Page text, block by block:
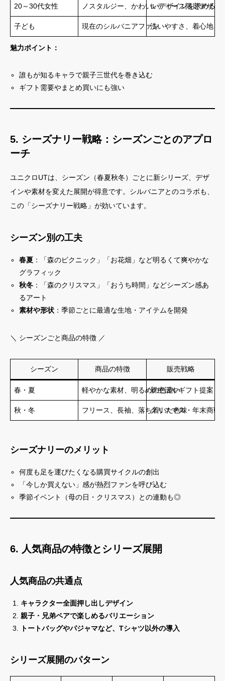
20～30代女性 ノスタルジー、かわいいデザインを求める傾
レディース限定デザイ
子ども 現在のシルバニアファン洗いやすさ、着心地を
魅力ポイント：
誰もが知るキャラで親子三世代を巻き込む
ギフト需要やまとめ買いにも強い
5. シーズナリー戦略：シーズンごとのアプロ
ーチ
ユニクロUTは、シーズン（春夏秋冬）ごとに新シリーズ、デザ
インや素材を変えた展開が得意です。シルバニアとのコラボも、
この「シーズナリー戦略」が効いています。
シーズン別の工夫
春夏 ：「森のピクニック」「お花畑」など明るくて爽やかな
グラフィック
秋冬 ：「森のクリスマス」「おうち時間」などシーズン感あ
るアート
素材や形状 ：季節ごとに最適な生地・アイテムを開発
＼ シーズンごと商品の特徴 ／
シーズン 商品の特徴 販売戦略
春・夏 軽やかな素材、明るめの色遣い新生活やギフト提案
秋・冬 フリース、長袖、落ち着いた色味
クリスマス・年末商戦
シーズナリーのメリット
何度も足を運びたくなる購買サイクルの創出
「今しか買えない」感が熱烈ファンを呼び込む
季節イベント（母の日・クリスマス）との連動も◎
6. 人気商品の特徴とシリーズ展開
人気商品の共通点
キャラクター全面押し出しデザイン
親子・兄弟ペアで楽しめるバリエーション
トートバッグやパジャマなど、Tシャツ以外の導入
シリーズ展開のパターン